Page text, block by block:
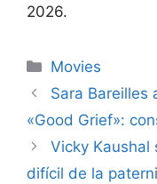
2026.
Categories
Movies
Sara Bareilles
«Good Grief»:
Vicky Kaushal
difícil de la